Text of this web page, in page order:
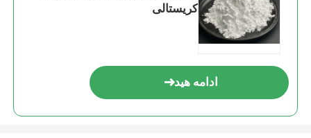
کریستالی
ادامه هید